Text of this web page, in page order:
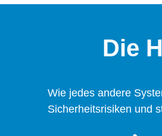
Die
Wie jedes andere
Sicherheitsrisiken und